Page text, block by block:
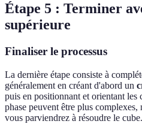
Étape 5 : Terminer
supérieure
Finaliser le processus
La dernière étape consiste à
généralement en créant d'abord un
puis en positionnant et orientant
phase peuvent être plus complexes,
vous parviendrez à résoudre le cube.